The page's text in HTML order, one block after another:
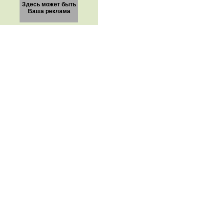
Здесь может быть
Ваша реклама